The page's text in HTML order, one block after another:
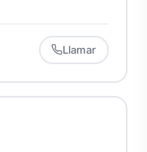
Llamar